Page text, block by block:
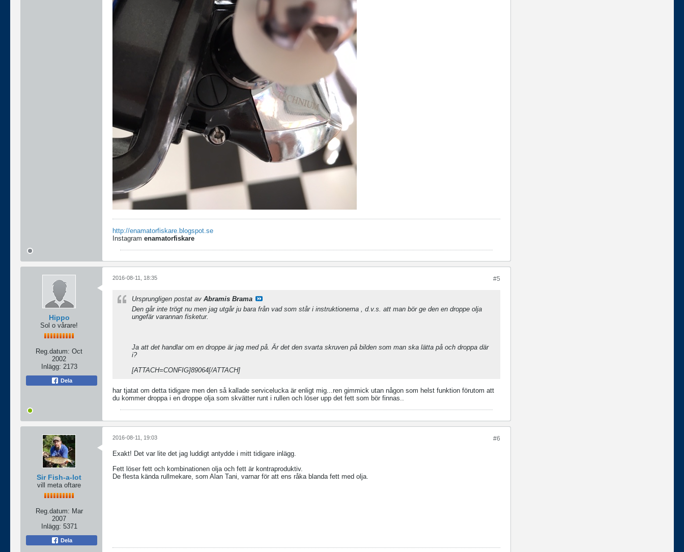
http://enamatorfiskare.blogspot.se
Instagram enamatorfiskare
Hippo
Sol o vårare!
Reg.datum: Oct
2002
Inlägg: 2173
Dela
#5
2016-08-11, 18:35
Ursprungligen postat av Abramis Brama
Den går inte trögt nu men jag utgår ju bara från vad som står i instruktionerna , d.v.s. att man bör ge den en droppe olja
ungefär varannan fisketur.
Ja att det handlar om en droppe är jag med på. Är det den svarta skruven på bilden som man ska lätta på och droppa där
i?
[ATTACH=CONFIG]89064[/ATTACH]
har tjatat om detta tidigare men den så kallade servicelucka är enligt mig...ren gimmick utan någon som helst funktion förutom att
du kommer droppa i en droppe olja som skvätter runt i rullen och löser upp det fett som bör finnas..
Sir Fish-a-lot
vill meta oftare
Reg.datum: Mar
2007
Inlägg: 5371
Dela
#6
2016-08-11, 19:03
Exakt! Det var lite det jag luddigt antydde i mitt tidigare inlägg.
Fett löser fett och kombinationen olja och fett är kontraproduktiv.
De flesta kända rullmekare, som Alan Tani, varnar för att ens råka blanda fett med olja.